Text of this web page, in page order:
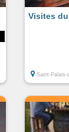
Visites
Saint-Palais-